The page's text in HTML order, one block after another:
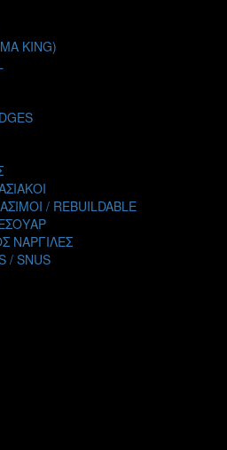
LIQUIDS
CLUB
KING)
/ REBUILDABLE
ΝΑΡΓΙΛΕΣ
/ SNUS